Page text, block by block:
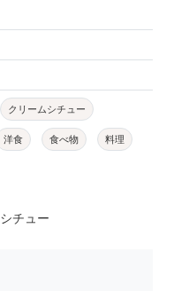
クリームシチュー
洋食 食べ物 料理
シチュー